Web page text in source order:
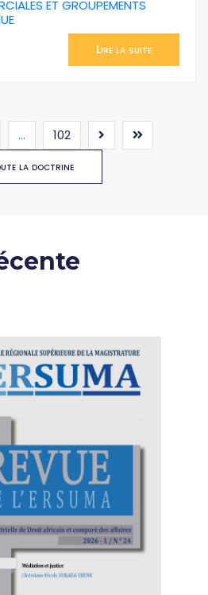
ET GROUPEMENTS
Lire la suite
... 102
la doctrine